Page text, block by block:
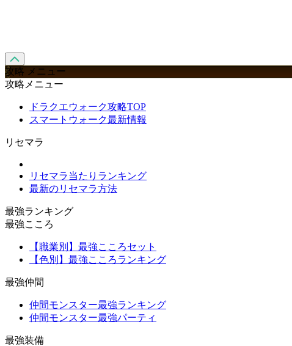
攻略 メニュー
攻略メニュー
ドラクエウォーク攻略TOP
スマートウォーク最新情報
リセマラ
リセマラ当たりランキング
最新のリセマラ方法
最強ランキング
最強こころ
【職業別】最強こころセット
【色別】最強こころランキング
最強仲間
仲間モンスター最強ランキング
仲間モンスター最強パーティ
最強装備